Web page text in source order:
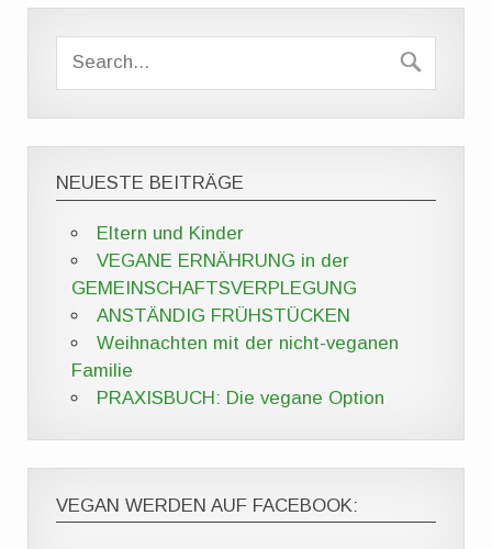
NEUESTE BEITRÄGE
Eltern und Kinder
VEGANE ERNÄHRUNG in der
GEMEINSCHAFTSVERPLEGUNG
ANSTÄNDIG FRÜHSTÜCKEN
Weihnachten mit der nicht-veganen
Familie
PRAXISBUCH: Die vegane Option
VEGAN WERDEN AUF FACEBOOK: